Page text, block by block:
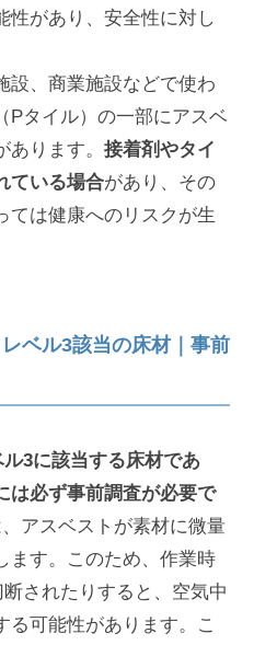
性があり、安全性に対し
設、商業施設などで使わ
Pタイル）の一部にアスベ
ります。 接着剤やタイ
ている場合があり、その
ては健康へのリスクが生
ベル3該当の床材｜事前
3に該当する床材であ
は必ず事前調査が必要で
アスベストが素材に微量
ます。このため、作業時
されたりすると、空気中
る可能性があります。こ